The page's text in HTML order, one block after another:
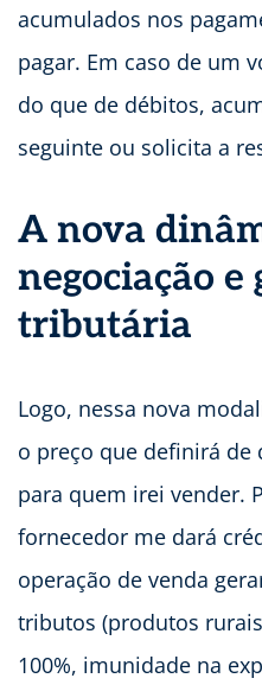
acumulados nos
pagar. Em caso de um
do que de débitos,
seguinte ou solicita a
A nova
negociação e
tributária
Logo, nessa nova
o preço que definirá
para quem irei vender.
fornecedor me dará
operação de venda
tributos (produtos
100%, imunidade na